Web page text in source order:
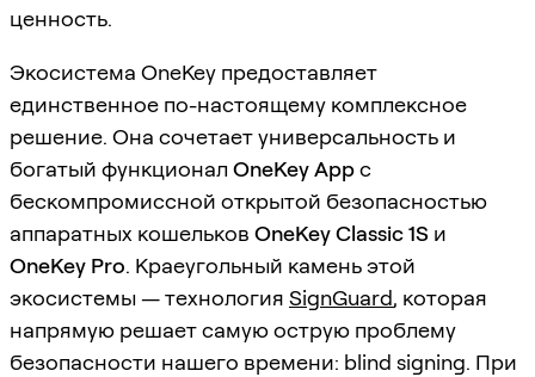
ценность.
Экосистема OneKey предоставляет
единственное по-настоящему комплексное
решение. Она сочетает универсальность и
богатый функционал OneKey Appс
бескомпромиссной открытой безопасностью
аппаратных кошельков OneKey Classic 1S и
OneKey Pro. Краеугольный камень этой
экосистемы — технология SignGuard, которая
напрямую решает самую острую проблему
безопасности нашего времени: blind signing. При